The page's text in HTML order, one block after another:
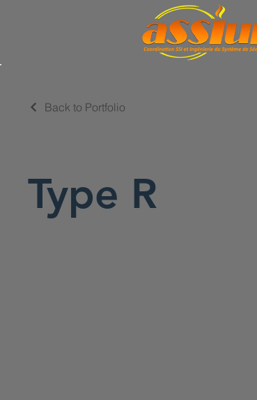
Back to Portfolio
Type R